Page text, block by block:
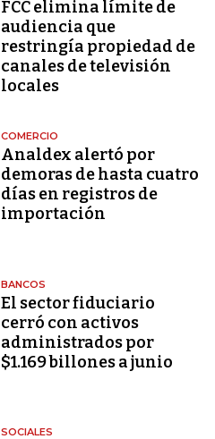
FCC elimina límite de
audiencia que
restringía propiedad de
canales de televisión
locales
COMERCIO
Analdex alertó por
demoras de hasta cuatro
días en registros de
importación
BANCOS
El sector fiduciario
cerró con activos
administrados por
$1.169 billones a junio
SOCIALES